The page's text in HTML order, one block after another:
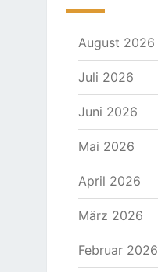
August 2026
Juli 2026
Juni 2026
Mai 2026
April 2026
März 2026
Februar 2026